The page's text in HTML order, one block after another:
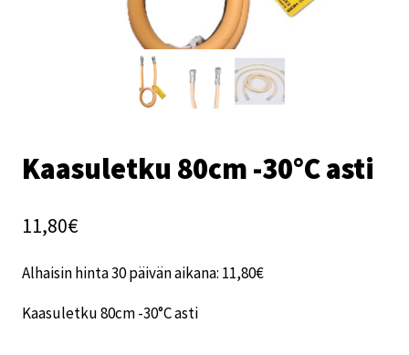
Kaasuletku 80cm -30°C asti
11,80€
Alhaisin hinta 30 päivän aikana: 11,80€
Kaasuletku 80cm -30°C asti